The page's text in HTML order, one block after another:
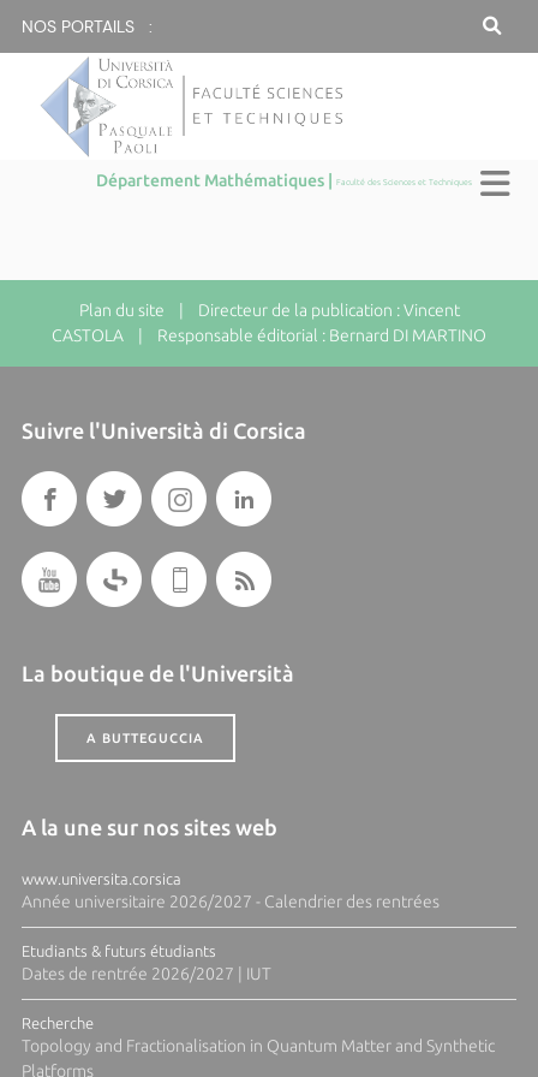
NOS PORTAILS :
Département Mathématiques |Faculté des Sciences et Techniques
Plan du site | Directeur de la publication : Vincent
CASTOLA | Responsable éditorial : Bernard DI MARTINO
Suivre l'Università di Corsica
La boutique de l'Università
A BUTTEGUCCIA
A la une sur nos sites web
www.universita.corsica
Année universitaire 2026/2027 - Calendrier des rentrées
Etudiants & futurs étudiants
Dates de rentrée 2026/2027 | IUT
Recherche
Topology and Fractionalisation in Quantum Matter and Synthetic
Platforms